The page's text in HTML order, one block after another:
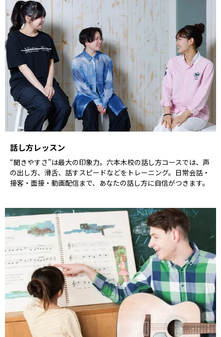
話し方レッスン
“聞きやすさ”は最大の印象力。六本木校の話し方コースでは、声
の出し方、滑舌、話すスピードなどをトレーニング。日常会話・
接客・面接・動画配信まで、あなたの話し方に自信がつきます。